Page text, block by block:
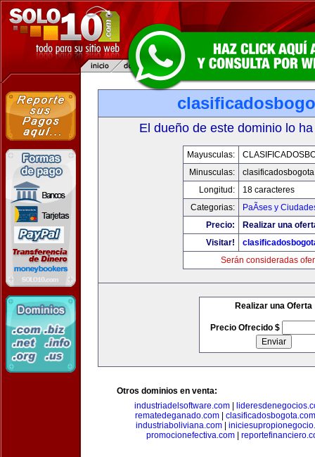
El dueño de este dominio lo
Mayusculas:
Minusculas:
Longitud:
18 caracteres
Categorias:
PaÃ­ses y
Precio:
Realizar una
Visitar!
Serán consideradas
Realizar una Oferta
Precio Ofrecido $
Otros dominios en venta:
industriadelsoftware.com
rematedeganado.com| clasificadosbogota.com
industriaboliviana.com|
promocionefectiva.com